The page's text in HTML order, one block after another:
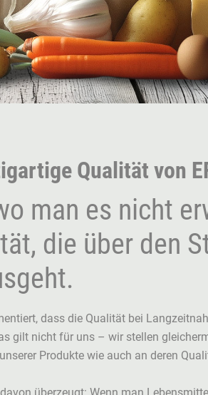
Qualität von
man es nicht
die über den
dass die Qualität bei
gilt nicht für uns – wir stellen
Produkte wie auch an deren
überzeugt: Wenn man